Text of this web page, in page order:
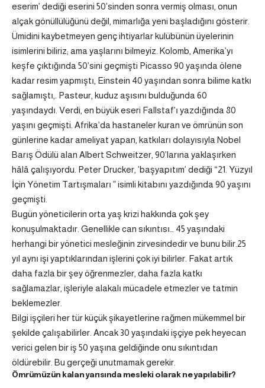
eserim’ dediği eserini 50’sinden sonra vermiş olması, onun
alçak gönüllülüğünü değil, mimarlığa yeni başladığını gösterir.
Ümidini kaybetmeyen genç ihtiyarlar kulübünün üyelerinin
isimlerini biliriz; ama yaşlarını bilmeyiz. Kolomb, Amerika’yı
keşfe çıktığında 50’sini geçmişti Picasso 90 yaşında ölene
kadar resim yapmıştı, Einstein 40 yaşından sonra bilime katkı
sağlamıştı,. Pasteur, kuduz aşısını bulduğunda 60
yaşındaydı. Verdi, en büyük eseri Fallstaf’ı yazdığında 80
yaşını geçmişti. Afrika’da hastaneler kuran ve ömrünün son
günlerine kadar ameliyat yapan, katkıları dolayısıyla Nobel
Barış Ödülü alan Albert Schweitzer, 90’larına yaklaşırken
hâlâ çalışıyordu. Peter Drucker, ’başyapıtım’ dediği “21. Yüzyıl
İçin Yönetim Tartışmaları ” isimli kitabını yazdığında 90 yaşını
geçmişti.
Bugün yöneticilerin orta yaş krizi hakkında çok şey
konuşulmaktadır. Genellikle can sıkıntısı… 45 yaşındaki
herhangi bir yönetici mesleğinin zirvesindedir ve bunu bilir.25
yıl aynı işi yaptıklarından işlerini çok iyi bilirler. Fakat artık
daha fazla bir şey öğrenmezler, daha fazla katkı
sağlamazlar, işleriyle alakalı mücadele etmezler ve tatmin
beklemezler.
Bilgi işçileri her tür küçük şikayetlerine rağmen mükemmel bir
şekilde çalışabilirler. Ancak 30 yaşındaki işçiye pek heyecan
verici gelen bir iş 50 yaşına geldiğinde onu sıkıntıdan
öldürebilir. Bu gerçeği unutmamak gerekir.
Ömrümüzün kalan yarısında mesleki olarak ne yapılabilir?